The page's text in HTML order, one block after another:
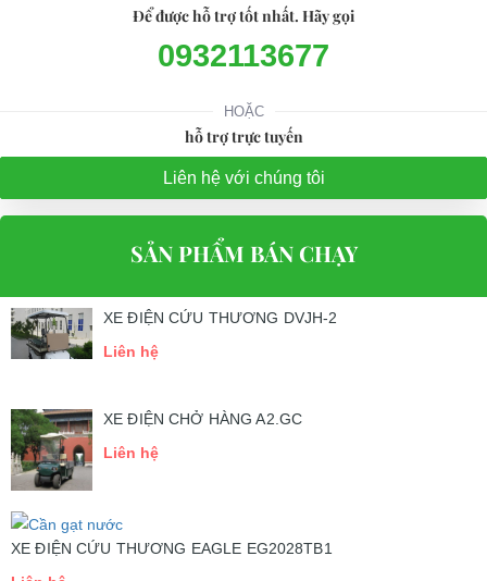
Để được hỗ trợ tốt nhất. Hãy gọi
0932113677
HOẶC
hỗ trợ trực tuyến
Liên hệ với chúng tôi
SẢN PHẨM BÁN CHẠY
XE ĐIỆN CỨU THƯƠNG DVJH-2
Liên hệ
XE ĐIỆN CHỞ HÀNG A2.GC
Liên hệ
XE ĐIỆN CỨU THƯƠNG EAGLE EG2028TB1